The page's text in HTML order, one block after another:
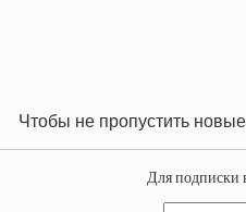
Чтобы не пропустить
Для подписки